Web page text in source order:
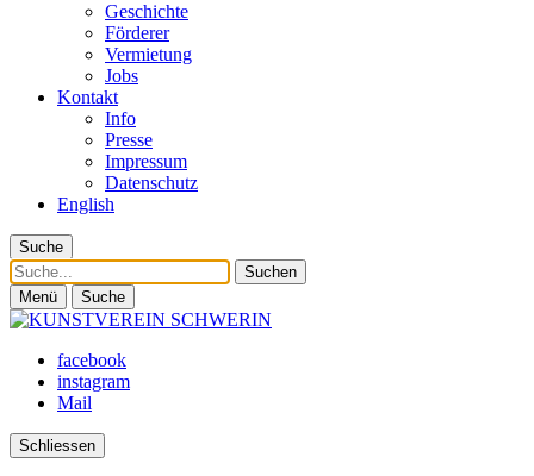
Geschichte
Förderer
Vermietung
Jobs
Kontakt
Info
Presse
Impressum
Datenschutz
English
Suche
Suche
Menü Suche
facebook
instagram
Mail
Schliessen